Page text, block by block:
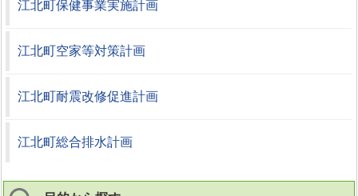
江北町保健事業実施計画
江北町空家等対策計画
江北町耐震改修促進計画
江北町総合排水計画